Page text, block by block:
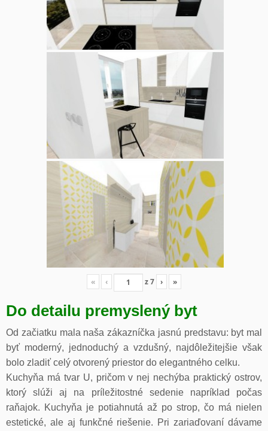
« ‹ z7 › »
Do detailu premyslený byt
Od začiatku mala naša zákazníčka jasnú predstavu: byt mal
byť moderný, jednoduchý a vzdušný, najdôležitejšie však
bolo zladiť celý otvorený priestor do elegantného celku.
Kuchyňa má tvar U, pričom v nej nechýba praktický ostrov,
ktorý slúži aj na príležitostné sedenie napríklad počas
raňajok. Kuchyňa je potiahnutá až po strop, čo má nielen
estetické, ale aj funkčné riešenie. Pri zariaďovaní dávame